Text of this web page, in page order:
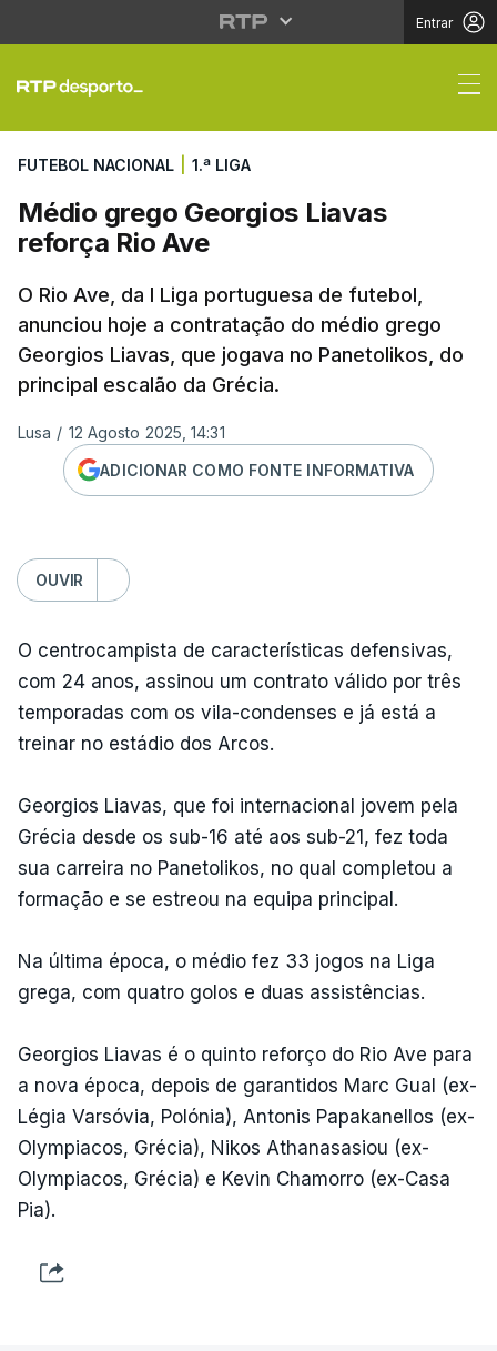
Entrar
Médio grego
FUTEBOL NACIONAL 1.ª LIGA
Médio grego Georgios Liavas
reforça Rio Ave
O Rio Ave, da I Liga portuguesa de futebol,
anunciou hoje a contratação do médio grego
Georgios Liavas, que jogava no Panetolikos, do
principal escalão da Grécia.
Lusa / 12 Agosto 2025, 14:31
ADICIONAR COMO FONTE INFORMATIVA
OUVIR
O centrocampista de características defensivas,
com 24 anos, assinou um contrato válido por três
temporadas com os vila-condenses e já está a
treinar no estádio dos Arcos.
Georgios Liavas, que foi internacional jovem pela
Grécia desde os sub-16 até aos sub-21, fez toda
sua carreira no Panetolikos, no qual completou a
formação e se estreou na equipa principal.
Na última época, o médio fez 33 jogos na Liga
grega, com quatro golos e duas assistências.
Georgios Liavas é o quinto reforço do Rio Ave para
a nova época, depois de garantidos Marc Gual (ex-
Légia Varsóvia, Polónia), Antonis Papakanellos (ex-
Olympiacos, Grécia), Nikos Athanasasiou (ex-
Olympiacos, Grécia) e Kevin Chamorro (ex-Casa
Pia).